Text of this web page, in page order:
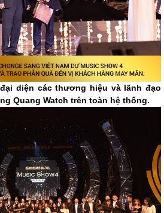
diện các thương hiệu và lãnh đạo
Quang Watch trên toàn hệ thống.